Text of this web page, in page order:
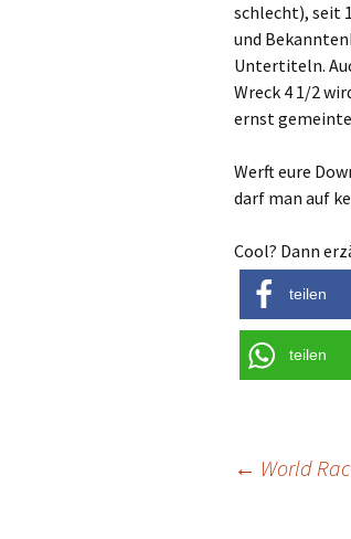
schlecht), seit
und
Untertiteln.
Wreck 4 1/2
ernst gemeinte
Werft eure
darf man auf
Cool? Dann
teilen
teilen
← World